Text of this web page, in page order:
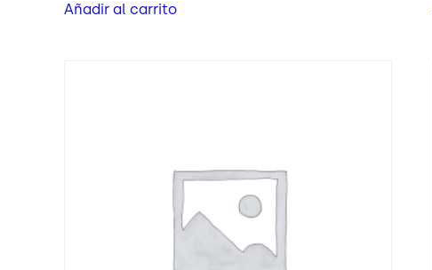
Añadir al carrito